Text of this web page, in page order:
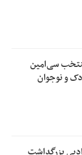
سی‌امین
و نوجوان
بزرگداشت